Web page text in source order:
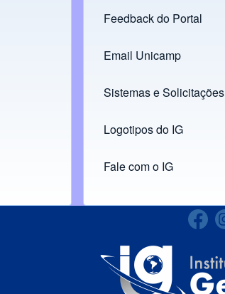
Footer menu
Feedback do Portal
Links
Email Unicamp
(opens in new tab)
Sistemas e Solicitações
(opens in new tab)
Logotipos do IG
(opens in new tab)
Fale com o IG